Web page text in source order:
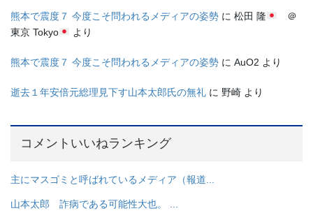
熊本で震度７ 今度こそ問われるメディアの姿勢 に 松田 隆
＠
東京 Tokyo
より
熊本で震度７ 今度こそ問われるメディアの姿勢 に AuO2 より
逝去１年安倍元総理見下す山本太郎氏の無礼 に 野崎 より
コメントいいねランキング
主にマスゴミと呼ばれているメディア（報道...
山本太郎 詐病である可能性大也。 ...